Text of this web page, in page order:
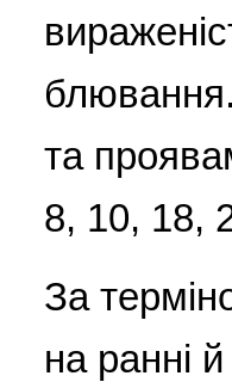
та
8, 10, 18,
За
на ранні